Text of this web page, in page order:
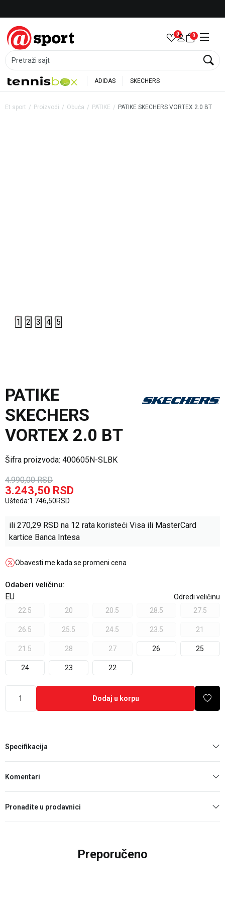
Pretraži sajt
0 0
ADIDAS SKECHERS
Et sport Proizvodi Obuća PATIKE PATIKE SKECHERS VORTEX 2.0 BT
1 2 3 4 5
PATIKE
SKECHERS
VORTEX 2.0 BT
Šifra proizvoda: 400605N-SLBK
4.990,00 RSD
3.243,50 RSD
Ušteda:1.746,50RSD
ili 270,29 RSD na 12 rata koristeći Visa ili MasterCard
kartice Banca Intesa
Obavesti me kada se promeni cena
Odaberi veličinu:
EU
Odredi veličinu
22.5
20 20.5 28.5 27.5
26.5 25.5 24.5 23.5 21
21.5 28 27 26 25
24 23 22
Dodaj u korpu
Specifikacija
Komentari
Pronađite u prodavnici
Preporučeno